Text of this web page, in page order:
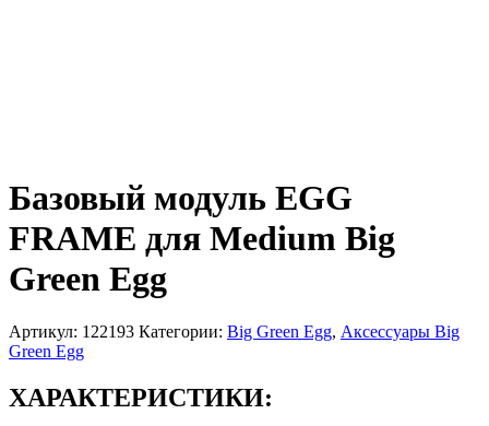
Базовый модуль EGG
FRAME для Medium Big
Green Egg
Артикул: 122193 Категории: Big Green Egg, Аксессуары Big
Green Egg
ХАРАКТЕРИСТИКИ: